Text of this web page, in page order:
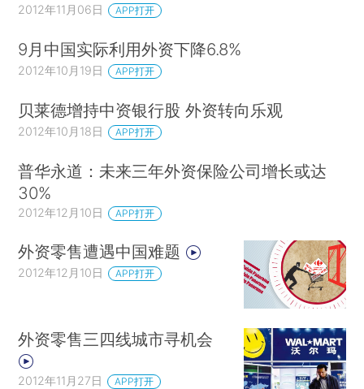
2012年11月06日 APP打开
9月中国实际利用外资下降6.8%
2012年10月19日 APP打开
贝莱德增持中资银行股 外资转向乐观
2012年10月18日 APP打开
普华永道：未来三年外资保险公司增长或达
30%
2012年12月10日 APP打开
外资零售遭遇中国难题
2012年12月10日 APP打开
外资零售三四线城市寻机会
2012年11月27日 APP打开